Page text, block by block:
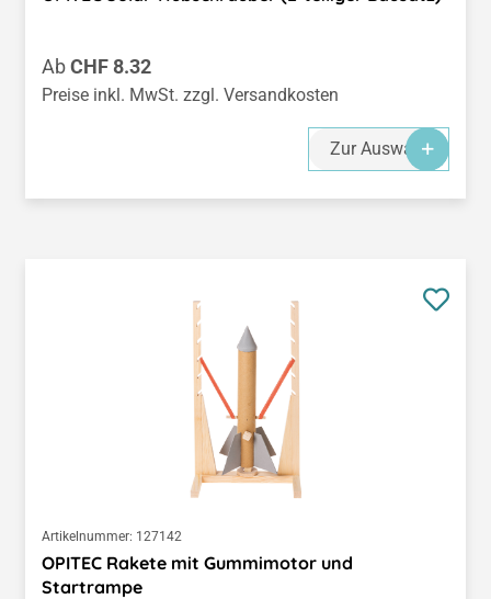
Regulärer Preis:
AbCHF 8.32
Preise inkl. MwSt. zzgl. Versandkosten
Zur Auswahl
Artikelnummer: 127142
OPITEC Rakete mit Gummimotor und
Startrampe